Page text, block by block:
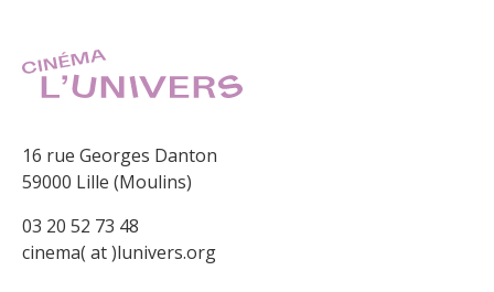
16 rue Georges Danton
59000 Lille (Moulins)
03 20 52 73 48
cinema( at )lunivers.org